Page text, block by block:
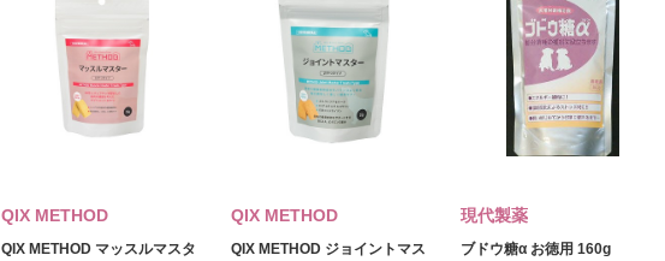
QIX METHOD
QIX METHOD マッスルマスタ
QIX METHOD
QIX METHOD ジョイントマス
現代製薬
ブドウ糖α お徳用 160g